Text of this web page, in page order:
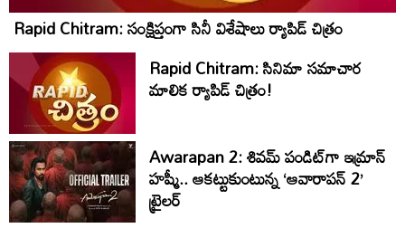
Rapid Chitram: సంక్షిప్తంగా సినీ విశేషాలు ర్యాపిడ్ చిత్రం
Rapid Chitram: సినిమా సమాచార
మాలిక ర్యాపిడ్ చిత్రం!
Awarapan 2: శివమ్ పండిట్‌గా ఇమ్రాన్
హష్మీ.. ఆకట్టుకుంటున్న ‘ఆవారాపన్ 2’
ట్రైలర్